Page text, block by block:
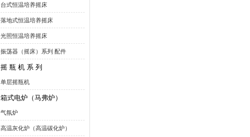
台式恒温培养摇床
落地式恒温培养摇床
光照恒温培养摇床
振荡器（摇床）系列 配件
摇 瓶 机 系 列
单层摇瓶机
箱式电炉（马弗炉）
气氛炉
高温灰化炉（高温碳化炉）